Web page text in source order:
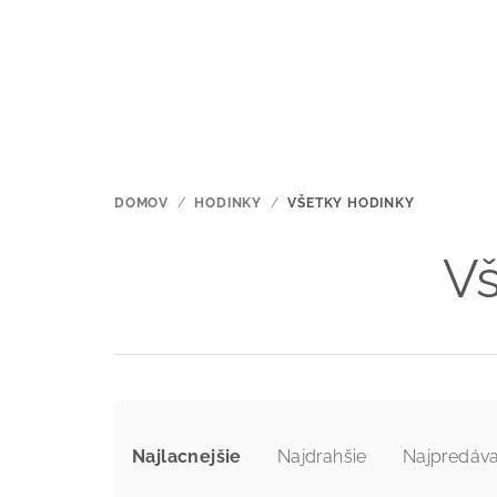
DOMOV / HODINKY / VŠETKY HODINKY
aNajlacnejšie Najdrahšie